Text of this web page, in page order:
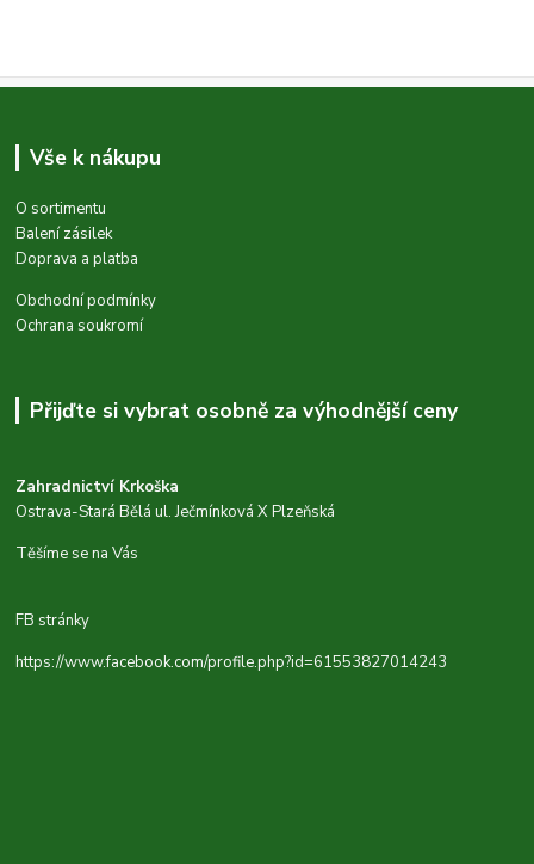
Vše k nákupu
O sortimentu
Balení zásilek
Doprava a platba
Obchodní podmínky
Ochrana soukromí
Přijďte si vybrat osobně za výhodnější ceny
Zahradnictví Krkoška
Ostrava-Stará Bělá ul. Ječmínková X Plzeňská
Těšíme se na Vás
FB stránky
https://www.facebook.com/profile.php?id=61553827014243